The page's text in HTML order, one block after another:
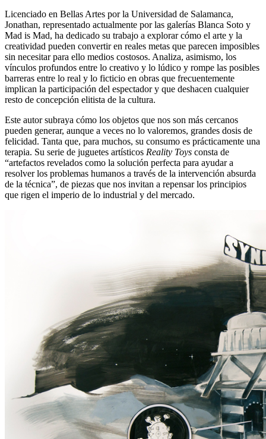
Licenciado en Bellas Artes por la Universidad de Salamanca,
Jonathan, representado actualmente por las galerías Blanca Soto y
Mad is Mad, ha dedicado su trabajo a explorar cómo el arte y la
creatividad pueden convertir en reales metas que parecen imposibles
sin necesitar para ello medios costosos. Analiza, asimismo, los
vínculos profundos entre lo creativo y lo lúdico y rompe las posibles
barreras entre lo real y lo ficticio en obras que frecuentemente
implican la participación del espectador y que deshacen cualquier
resto de concepción elitista de la cultura.
Este autor subraya cómo los objetos que nos son más cercanos
pueden generar, aunque a veces no lo valoremos, grandes dosis de
felicidad. Tanta que, para muchos, su consumo es prácticamente una
terapia. Su serie de juguetes artísticos Reality Toys consta de
“artefactos revelados como la solución perfecta para ayudar a
resolver los problemas humanos a través de la intervención absurda
de la técnica”, de piezas que nos invitan a repensar los principios
que rigen el imperio de lo industrial y del mercado.